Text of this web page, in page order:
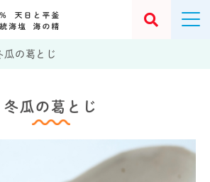
瓜の葛とじ
冬瓜の葛とじ